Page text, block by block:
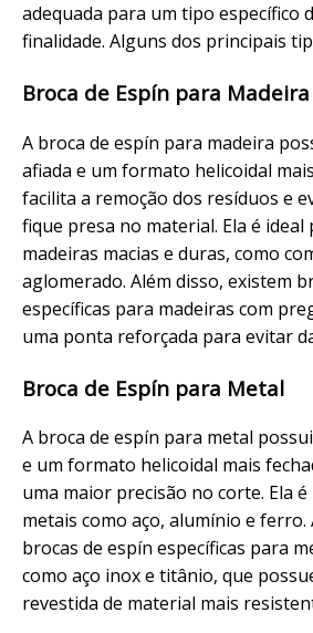
adequada para um tipo específico
finalidade. Alguns dos principais
Broca de Espín para Madeira
A broca de espín para madeira
afiada e um formato helicoidal
facilita a remoção dos resíduos e
fique presa no material. Ela é
madeiras macias e duras, como
aglomerado. Além disso, existem
específicas para madeiras com
uma ponta reforçada para evitar
Broca de Espín para Metal
A broca de espín para metal
e um formato helicoidal mais
uma maior precisão no corte. Ela
metais como aço, alumínio e ferro.
brocas de espín específicas para
como aço inox e titânio, que
revestida de material mais